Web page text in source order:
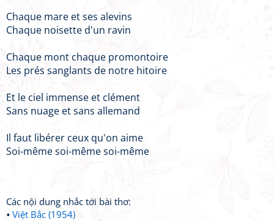
Chaque mare et ses alevins
Chaque noisette d'un ravin
Chaque mont chaque promontoire
Les prés sanglants de notre hitoire
Et le ciel immense et clément
Sans nuage et sans allemand
Il faut libérer ceux qu'on aime
Soi-même soi-même soi-même
Các nội dung nhắc tới bài thơ:
Việt Bắc (1954)